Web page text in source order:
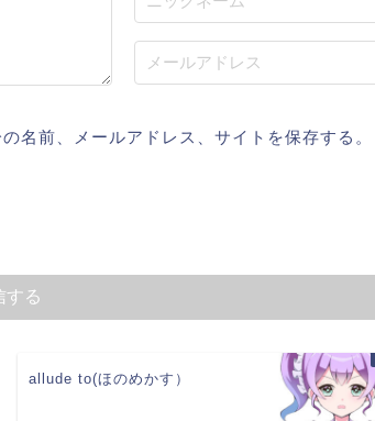
名前、メールアドレス、サイトを保存する。
allude to(ほのめかす）